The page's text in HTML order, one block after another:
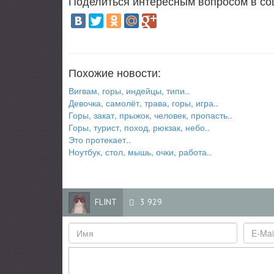
Похожие новости:
Вигвам, горы, индейцы, типи..
Девочка, самолёт, трава, горы, игра..
Горы, закат, прыжок, человек, пропасть..
Горы, турист, поход, рюкзак, небо..
Это протекает..
Ноутбук, стол, мышь, очки, работа..
FLINT 3 929